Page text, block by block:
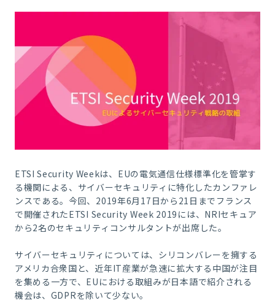
ETSI Security Weekは、 EUの電気通信仕様標準化を管掌す
る機関による、サイバーセキュリティに特化したカンファレ
ンスである。今回、 2019年6月 17 日から 21 日までフランス
で開催されたETSI Security Week 2019 には、 NRIセキュア
から2名のセキュリティコンサルタントが出席した。
サイバーセキュリティについては、シリコンバレーを擁する
アメリカ合衆国と、近年IT産業が急速に拡大する中国が注目
を集める一方で、 EU における取組みが日本語で紹介される
機会は、 GDPRを除いて少ない。